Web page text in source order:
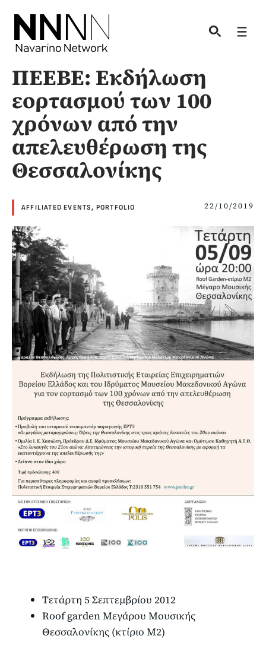
content
ΠΕΕΒΕ: Εκδήλωση
εορτασμού των 100
χρόνων από την
απελευθέρωση της
Θεσσαλονίκης
AFFILIATED EVENTS, PORTFOLIO 22/10/2019
Τετάρτη 5 Σεπτεμβρίου 2012
Roof garden Μεγάρου Μουσικής
Θεσσαλονίκης (κτίριο Μ2)